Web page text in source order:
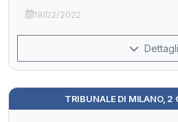
19/02/2022
Dettagli
TRIBUNALE DI MILANO, 2